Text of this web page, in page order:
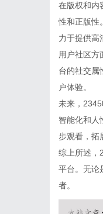
在版权和内
性和正版性
力于提供高
用户社区方
台的社交属
户体验。
未来，
智能化和人
步观看，拓
综上所述，
平台。无论
者。